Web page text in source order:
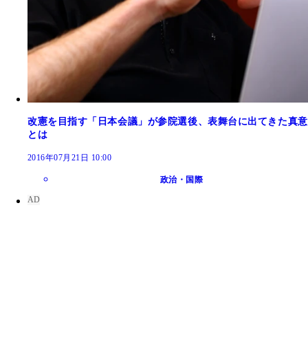
改憲を目指す「日本会議」が参院選後、表舞台に出てきた真意
とは
2016年07月21日 10:00
政治・国際